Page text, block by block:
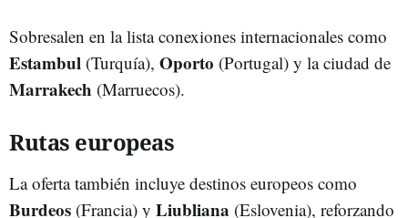
Sobresalen en la lista conexiones internacionales como
Estambul (Turquía), Oporto (Portugal) y la ciudad de
Marrakech (Marruecos).
Rutas europeas
La oferta también incluye destinos europeos como
Burdeos (Francia) y Liubliana (Eslovenia), reforzando